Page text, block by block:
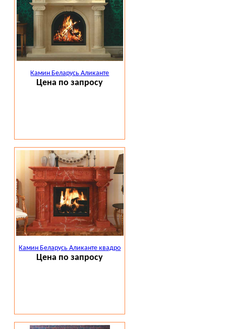
Камин Беларусь Аликанте
Цена по запросу
Камин Беларусь Аликанте квадро
Цена по запросу